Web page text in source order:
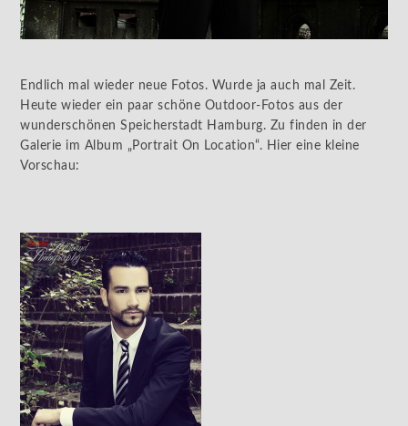
Endlich mal wieder neue Fotos. Wurde ja auch mal Zeit.
Heute wieder ein paar schöne Outdoor-Fotos aus der
wunderschönen Speicherstadt Hamburg. Zu finden in der
Galerie im Album „Portrait On Location“. Hier eine kleine
Vorschau: